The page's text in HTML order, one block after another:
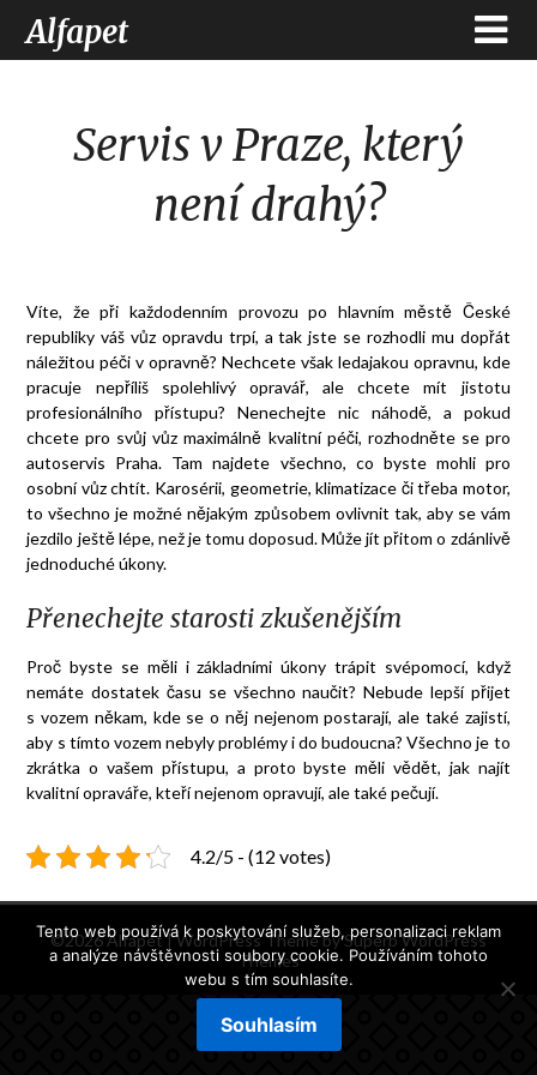
Alfapet
Servis v Praze, který
není drahý?
Víte, že při každodenním provozu po hlavním městě České
republiky váš vůz opravdu trpí, a tak jste se rozhodli mu dopřát
náležitou péči v opravně? Nechcete však ledajakou opravnu, kde
pracuje nepříliš spolehlivý opravář, ale chcete mít jistotu
profesionálního přístupu? Nenechejte nic náhodě, a pokud
chcete pro svůj vůz maximálně kvalitní péči, rozhodněte se pro
autoservis Praha. Tam najdete všechno, co byste mohli pro
osobní vůz chtít. Karosérii, geometrie, klimatizace či třeba motor,
to všechno je možné nějakým způsobem ovlivnit tak, aby se vám
jezdilo ještě lépe, než je tomu doposud. Může jít přitom o zdánlivě
jednoduché úkony.
Přenechejte starosti zkušenějším
Proč byste se měli i základními úkony trápit svépomocí, když
nemáte dostatek času se všechno naučit? Nebude lepší přijet
s vozem někam, kde se o něj nejenom postarají, ale také zajistí,
aby s tímto vozem nebyly problémy i do budoucna? Všechno je to
zkrátka o vašem přístupu, a proto byste měli vědět, jak najít
kvalitní opraváře, kteří nejenom opravují, ale také pečují.
4.2/5 - (12 votes)
©2026 Alfapet| WordPress Theme bySuperb WordPress
Themes
Tento web používá k poskytování služeb, personalizaci reklam
a analýze návštěvnosti soubory cookie. Používáním tohoto
webu s tím souhlasíte.
Souhlasím